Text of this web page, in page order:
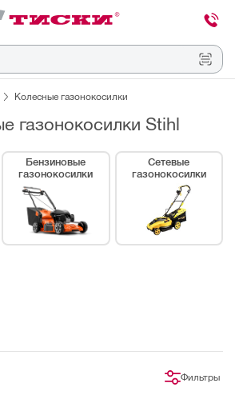
Колесные газонокосилки
газонокосилки Stihl
Бензиновые
газонокосилки
Сетевые
газонокосилки
Фильтры